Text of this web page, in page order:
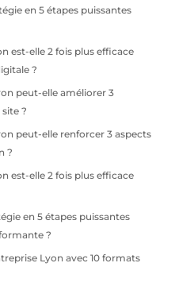
en 5 étapes puissantes
est-elle 2 fois plus efficace
?
peut-elle améliorer 3
?
peut-elle renforcer 3 aspects
?
est-elle 2 fois plus efficace
en 5 étapes puissantes
?
Lyon avec 10 formats